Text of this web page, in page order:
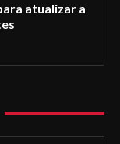
atualizar a